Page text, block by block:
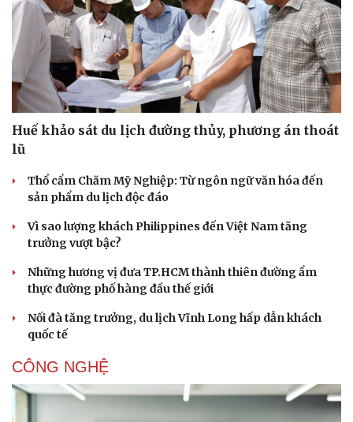
Sức khỏe
Dinh dưỡng - món ngon
Sản phụ khoa
Nhi khoa
Làm đẹp - giảm cân
Phòng mạch online
Đời sống
Tình yêu - Gia đình
Huế khảo sát du lịch đường thủy, phương án thoát
lũ
Thổ cẩm Chăm Mỹ Nghiệp: Từ ngôn ngữ văn hóa đến
sản phẩm du lịch độc đáo
Vì sao lượng khách Philippines đến Việt Nam tăng
trưởng vượt bậc?
Những hương vị đưa TP.HCM thành thiên đường ẩm
thực đường phố hàng đầu thế giới
Nối đà tăng trưởng, du lịch Vĩnh Long hấp dẫn khách
quốc tế
CÔNG NGHỆ